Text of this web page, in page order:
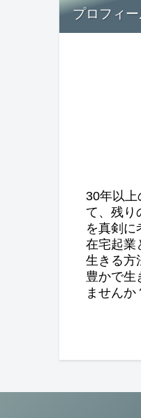
プロフィ
30年以上
て、残り
を真剣に
在宅起業
生きる方
豊かで生
ませんか